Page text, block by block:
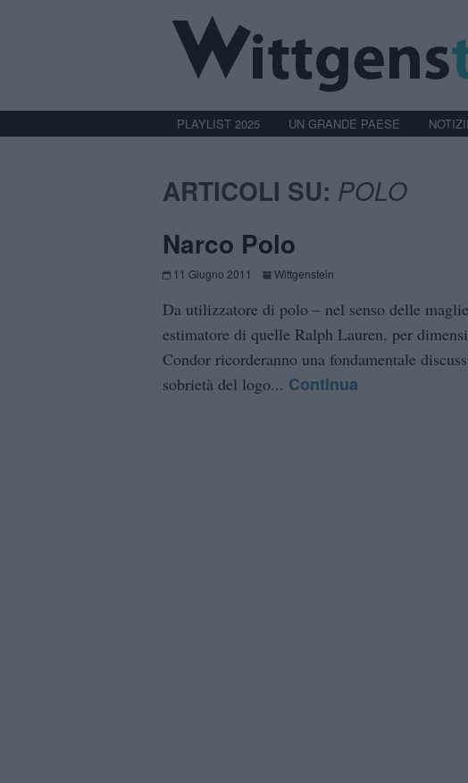
PLAYLIST 2025 UN GRANDE PAESE
ARTICOLI SU: POLO
Narco Polo
11 Giugno 2011 Wittgenstein
Da utilizzatore di polo – nel senso delle
estimatore di quelle Ralph Lauren, per
Condor ricorderanno una fondamentale
sobrietà del logo... Continua